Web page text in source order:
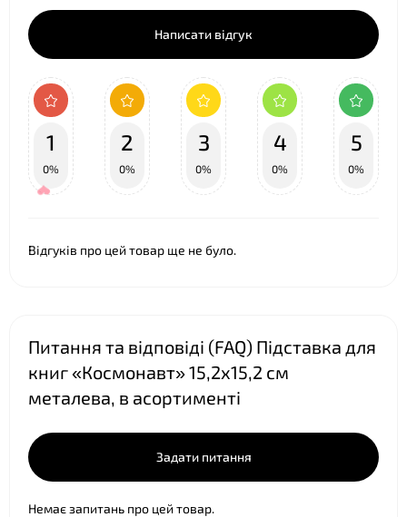
Написати відгук
1
0%
2
0%
3
0%
4
0%
5
0%
Відгуків про цей товар ще не було.
Питання та відповіді (FAQ) Підставка для
книг «Космонавт» 15,2х15,2 см
металева, в асортименті
Задати питання
Немає запитань про цей товар.